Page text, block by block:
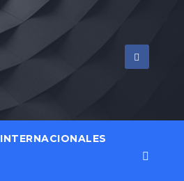
INTERNACIONALES